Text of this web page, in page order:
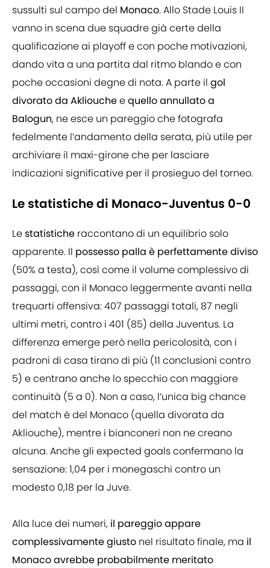
sussulti sul campo del Monaco. Allo Stade Louis II
vanno in scena due squadre già certe della
qualificazione ai playoff e con poche motivazioni,
dando vita a una partita dal ritmo blando e con
poche occasioni degne di nota. A parte il gol
divorato da Aklioucheequello annullato a
Balogun, ne esce un pareggio che fotografa
fedelmente l’andamento della serata, più utile per
archiviare il maxi-girone che per lasciare
indicazioni significative per il prosieguo del torneo.
Le statistiche di Monaco-Juventus 0-0
Lestatistiche raccontano di un equilibrio solo
apparente. Il possesso palla è perfettamente diviso
(50% a testa), così come il volume complessivo di
passaggi, con il Monaco leggermente avanti nella
trequarti offensiva: 407 passaggi totali, 87 negli
ultimi metri, contro i 401 (85) della Juventus. La
differenza emerge però nella pericolosità, con i
padroni di casa tirano di più (11 conclusioni contro
5) e centrano anche lo specchio con maggiore
continuità (5 a 0). Non a caso, l’unica big chance
del match è del Monaco (quella divorata da
Akliouche), mentre i bianconeri non ne creano
alcuna. Anche gli expected goals confermano la
sensazione: 1,04 per i monegaschi contro un
modesto 0,18 per la Juve.
Alla luce dei numeri, il pareggio appare
complessivamente giusto nel risultato finale, ma il
Monaco avrebbe probabilmente meritato